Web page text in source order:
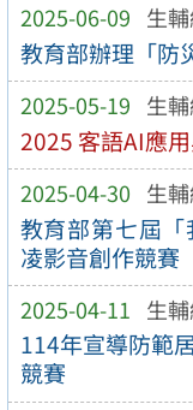
2025-06-09 生
教育部辦理「防
2025-05-19 生
2025 客語AI應
2025-04-30 生
教育部第七屆
凌影音創作競賽
2025-04-11 生
114年宣導防範
競賽